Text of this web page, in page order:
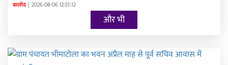
बालोद | 2026-08-06 12:35:12
और भी